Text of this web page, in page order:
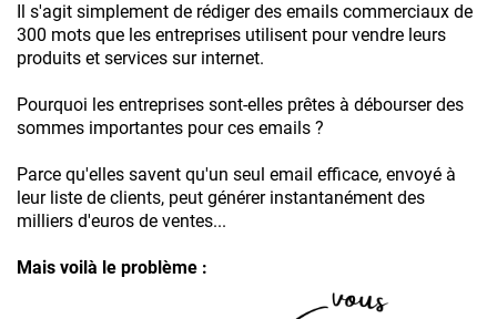
Il s'agit simplement de rédiger des emails commerciaux de
300 mots que les entreprises utilisent pour vendre leurs
produits et services sur internet.
Pourquoi les entreprises sont-elles prêtes à débourser des
sommes importantes pour ces emails ?
Parce qu'elles savent qu'un seul email efficace, envoyé à
leur liste de clients, peut générer instantanément des
milliers d'euros de ventes...
Mais voilà le problème :